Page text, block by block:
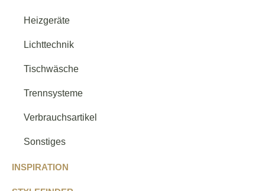
Heizgeräte
Lichttechnik
Tischwäsche
Trennsysteme
Verbrauchsartikel
Sonstiges
INSPIRATION